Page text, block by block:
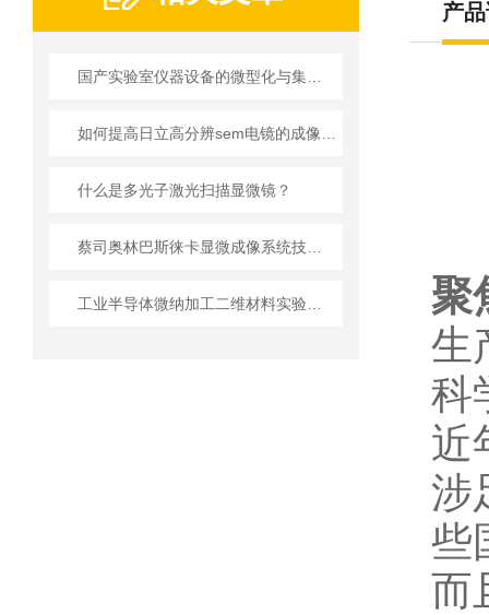
什么是多光子激光扫描显微镜？
产
聚
生
科
近
涉
些
而